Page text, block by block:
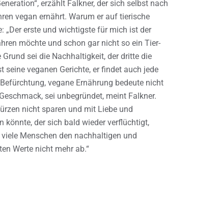
erzählt Falkner, der sich selbst nach
vegan ernährt. Warum er auf tierische
„Der erste und wichtigste für mich ist der
möchte und schon gar nicht so ein Tier-
sei die Nachhaltigkeit, der dritte die
veganen Gerichte, er findet auch jede
vegane Ernährung bedeute nicht
sei unbegründet, meint Falkner.
nicht sparen und mit Liebe und
könnte, der sich bald wieder verflüchtigt,
Menschen den nachhaltigen und
Werte nicht mehr ab.“